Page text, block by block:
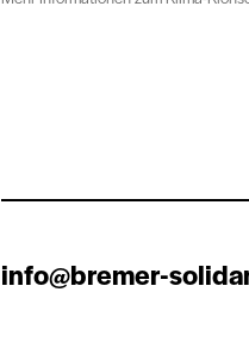
info@bremer-